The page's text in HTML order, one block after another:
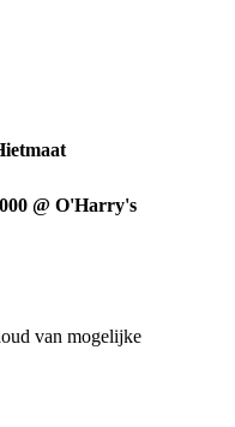
@ O'Harry's
van mogelijke